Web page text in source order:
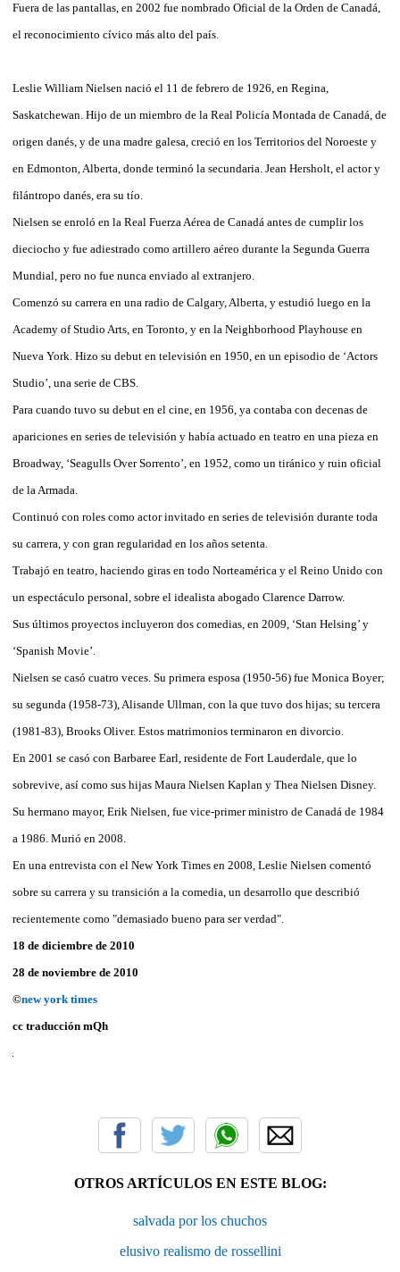
Fuera de las pantallas, en 2002 fue nombrado Oficial de la Orden de Canadá,
el reconocimiento cívico más alto del país.
Leslie William Nielsen nació el 11 de febrero de 1926, en Regina,
Saskatchewan. Hijo de un miembro de la Real Policía Montada de Canadá, de
origen danés, y de una madre galesa, creció en los Territorios del Noroeste y
en Edmonton, Alberta, donde terminó la secundaria. Jean Hersholt, el actor y
filántropo danés, era su tío.
Nielsen se enroló en la Real Fuerza Aérea de Canadá antes de cumplir los
dieciocho y fue adiestrado como artillero aéreo durante la Segunda Guerra
Mundial, pero no fue nunca enviado al extranjero.
Comenzó su carrera en una radio de Calgary, Alberta, y estudió luego en la
Academy of Studio Arts, en Toronto, y en la Neighborhood Playhouse en
Nueva York. Hizo su debut en televisión en 1950, en un episodio de ‘Actors
Studio’, una serie de CBS.
Para cuando tuvo su debut en el cine, en 1956, ya contaba con decenas de
apariciones en series de televisión y había actuado en teatro en una pieza en
Broadway, ‘Seagulls Over Sorrento’, en 1952, como un tiránico y ruin oficial
de la Armada.
Continuó con roles como actor invitado en series de televisión durante toda
su carrera, y con gran regularidad en los años setenta.
Trabajó en teatro, haciendo giras en todo Norteamérica y el Reino Unido con
un espectáculo personal, sobre el idealista abogado Clarence Darrow.
Sus últimos proyectos incluyeron dos comedias, en 2009, ‘Stan Helsing’ y
‘Spanish Movie’.
Nielsen se casó cuatro veces. Su primera esposa (1950-56) fue Monica Boyer;
su segunda (1958-73), Alisande Ullman, con la que tuvo dos hijas; su tercera
(1981-83), Brooks Oliver. Estos matrimonios terminaron en divorcio.
En 2001 se casó con Barbaree Earl, residente de Fort Lauderdale, que lo
sobrevive, así como sus hijas Maura Nielsen Kaplan y Thea Nielsen Disney.
Su hermano mayor, Erik Nielsen, fue vice-primer ministro de Canadá de 1984
a 1986. Murió en 2008.
En una entrevista con el New York Times en 2008, Leslie Nielsen comentó
sobre su carrera y su transición a la comedia, un desarrollo que describió
recientemente como "demasiado bueno para ser verdad".
18 de diciembre de 2010
28 de noviembre de 2010
©new york times
cc traducción mQh
OTROS ARTÍCULOS EN ESTE BLOG:
salvada por los chuchos
elusivo realismo de rossellini